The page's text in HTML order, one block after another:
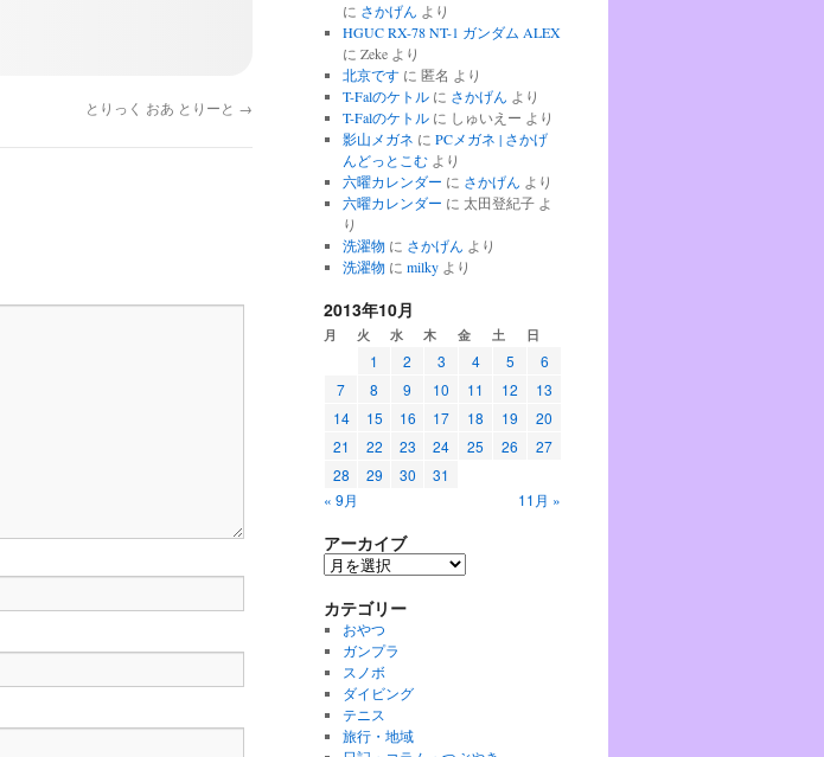
とりっく おあ とりーと →
に さかげん より
HGUC RX-78 NT-1 ガンダム ALEX
に Zekeより
北京ですに 匿名 より
T-Falのケトルに さかげん より
T-Falのケトルに しゅいえー より
影山メガネ に PCメガネ | さかげ
んどっとこむより
六曜カレンダー に さかげん より
六曜カレンダー に 太田登紀子よ
り
洗濯物 に さかげん より
洗濯物 に milkyより
2013年10月
月 火 水 木 金 土 日
« 9月 11月 »
1 2 3 4 5
6
7
8 9 10 11 12
13
14
15 16 17 18 19
20
21
22 23 24 25 26
27
28
29 30 31
アーカイブ
ア
カ
イ
ブ
カテゴリー
おやつ
ガンプラ
スノボ
ダイビング
テニス
旅行・地域